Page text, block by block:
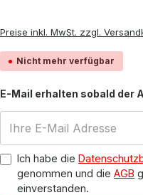
Preise inkl. MwSt. zzgl.
Nicht mehr verfügbar
E-Mail erhalten sobald der
Ich habe die
genommen und die AGB
einverstanden.